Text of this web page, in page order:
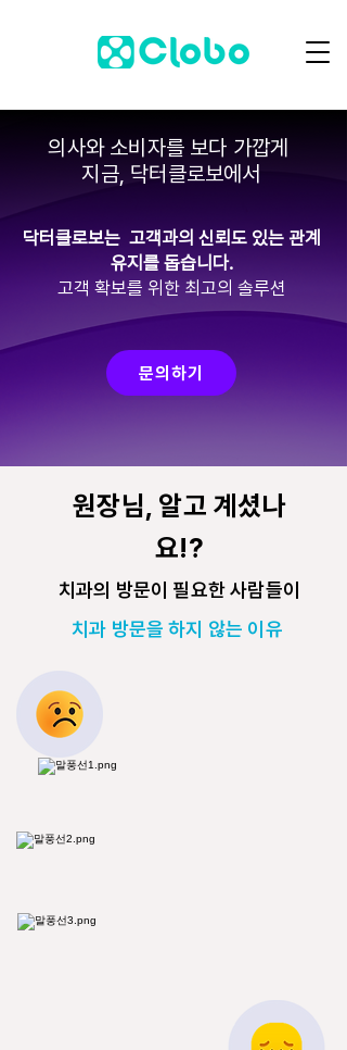
의사와 소비자를 보다 가깝게
지금, 닥터클로보에서
닥터클로보는 고객과의 신뢰도 있는 관계
유지를 돕습니다.
고객 확보를 위한 최고의 솔루션
문의하기
원장님, 알고 계셨나
요!?
치과의 방문이 필요한 사람들이
치과 방문을 하지 않는 이유